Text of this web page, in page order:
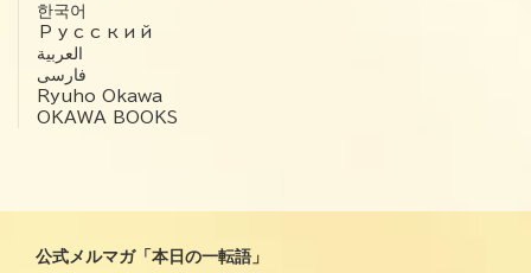
한국어
Русский
العربية‏
فارسی
Ryuho Okawa
OKAWA BOOKS
公式メルマガ「本日の一転語」